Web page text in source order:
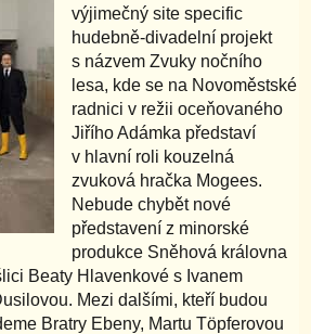
výjimečný site specific
hudebně-divadelní projekt
s názvem Zvuky nočního
lesa, kde se na Novoměstské
radnici v režii oceňovaného
Jiřího Adámka představí
v hlavní roli kouzelná
zvuková hračka Mogees.
Nebude chybět nové
představení z minorské
produkce Sněhová královna
Beaty Hlavenkové s Ivanem
Mezi dalšími, kteří budou
Bratry Ebeny, Martu Töpferovou